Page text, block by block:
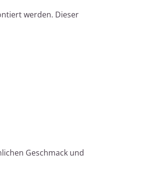
werden. Dieser
Geschmack und